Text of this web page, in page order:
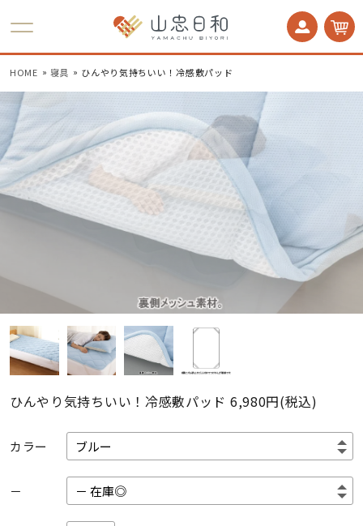
HOME 寝具 ひんやり気持ちいい！冷感敷パッド
ひんやり気持ちいい！冷感敷パッド 6,980円(税込)
カラー
－